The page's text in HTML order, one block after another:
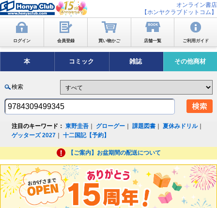
オンライン書店
【ホンヤクラブドットコム】
ログイン 会員登録 買い物かご 店舗一覧 ご利用ガイド
本 コミック 雑誌 その他商材
検索
注目のキーワード： 東野圭吾 グローグー ｜課題図書 ｜夏休みドリル｜
ゲッターズ 2027 ｜十二国記【予約】
【ご案内】お盆期間の配送について